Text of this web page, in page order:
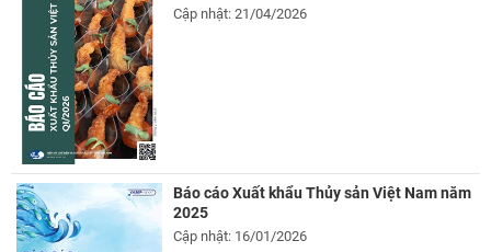
Cập nhật: 21/04/2026
Báo cáo Xuất khẩu Thủy sản Việt Nam năm
2025
Cập nhật: 16/01/2026